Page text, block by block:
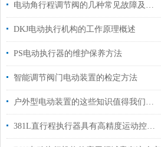
电动角行程调节阀的几种常见故障及处理方法
DKJ电动执行机构的工作原理概述
PS电动执行器的维护保养方法
智能调节阀门电动装置的检定方法
户外型电动装置的这些知识值得我们学习
381L直行程执行器具有高精度运动控制能力